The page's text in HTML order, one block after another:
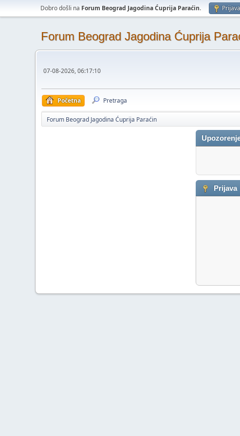
Dobro došli na Forum Beograd Jagodina Ćuprija Paraćin. Prijava
Forum Beograd Jagodina Ćuprija
07-08-2026, 06:17:10
Početna Pretraga
Forum Beograd Jagodina Ćuprija Paraćin
Prijava